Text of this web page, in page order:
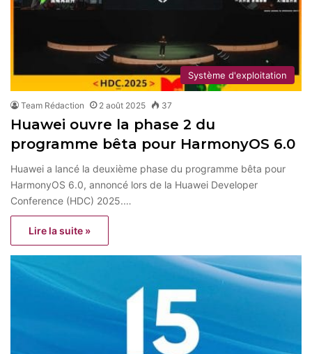
Système d'exploitation
Team Rédaction 2 août 2025 37
Huawei ouvre la phase 2 du
programme bêta pour HarmonyOS 6.0
Huawei a lancé la deuxième phase du programme bêta pour
HarmonyOS 6.0, annoncé lors de la Huawei Developer
Conference (HDC) 2025.…
Lire la suite »